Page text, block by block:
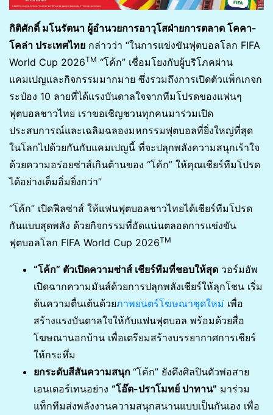
กิติศักดิ์ มโนรัตนา ผู้อำนวยการอาวุโสฝ่ายการตลาด โคคา-
โคล่า ประเทศไทย กล่าวว่า “ในการแข่งขันฟุตบอลโลก FIFA
World Cup 2026TM “โค้ก” เชื่อมโยงกับผู้บริโภคผ่าน
แคมเปญและกิจกรรมมากมาย ซึ่งรวมถึงการเปิดตัวแพ็กเกจก
ระป๋อง 10 ลายที่ได้แรงบันดาลใจจากทีมโปรดของแฟนๆ
ฟุตบอลชาวไทย เราขอเชิญชวนทุกคนมาร่วมเปิด
ประสบการณ์และเฉลิมฉลองมหกรรมฟุตบอลที่ยิ่งใหญ่ที่สุด
ในโลกไปด้วยกันกับแคมเปญนี้ ที่จะปลุกพลังความสนุกเร้าใจ
ด้วยความอร่อยซ่าส์เกินต้านของ “โค้ก” ให้คุณเชียร์ทีมโปรด
ได้อย่างเต็มอิ่มยิ่งกว่า”
“โค้ก” เปิดฟีลซ่าส์ ให้แฟนฟุตบอลชาวไทยได้เชียร์ทีมโปรด
กันแบบสุดพลัง ด้วยกิจกรรมที่อัดแน่นตลอดการแข่งขัน
ฟุตบอลโลก FIFA World Cup 2026TM
“โค้ก” ตัวเปิดความซ่าส์ เชียร์ทีมที่ชอบให้สุด วอร์มอัพ
เปิดฉากความมันส์ด้วยการปลุกพลังเชียร์ให้ลุกโชน เริ่ม
ต้นความตื่นเต้นด้วยภาพยนตร์โฆษณาชุดใหม่ เพื่อ
สร้างแรงบันดาลใจให้กับแฟนฟุตบอล พร้อมด้วยสื่อ
โฆษณานอกบ้าน เพื่อเตรียมสร้างบรรยากาศการเชียร์
ให้กระหึ่ม
ยกระดับสีสันความสนุก “โค้ก” ยังดึงศิลปินตัวพ่อสาย
เอนเตอร์เทนอย่าง “โอ๊ต-ปราโมทย์ ปาทาน” มาร่วม
แท็กทีมส่งพลังงานความสนุกสนานแบบเป็นกันเอง เพื่อ